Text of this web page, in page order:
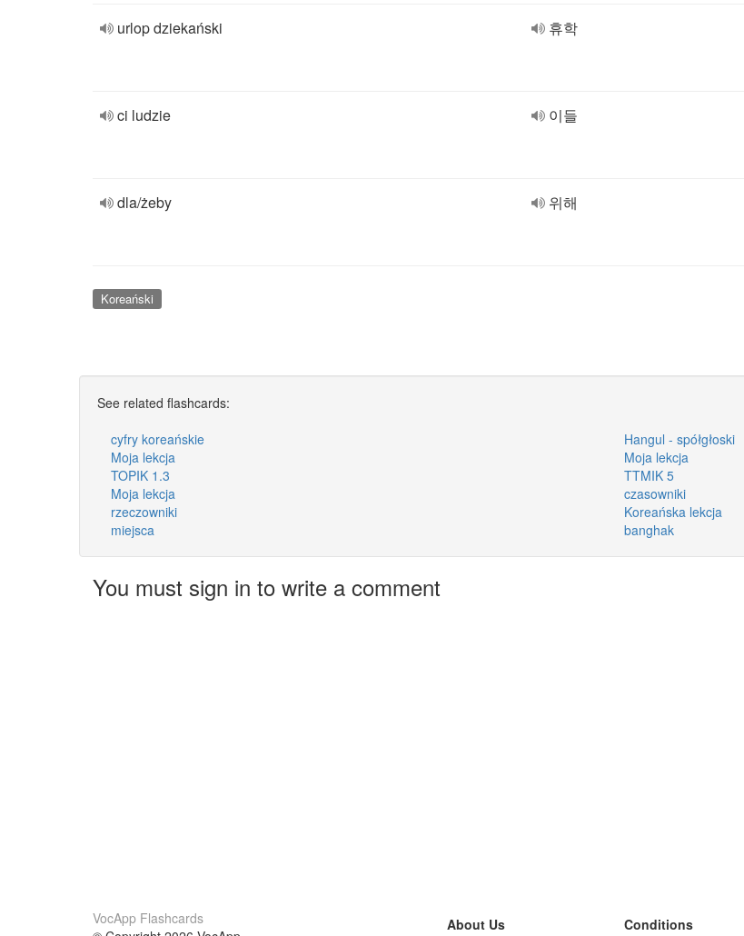
urlop dziekański 휴학
ci ludzie 이들
dla/żeby 위해
Koreański
See related flashcards:
cyfry koreańskie
Hangul - spółgłoski
Moja lekcja
Moja lekcja
TOPIK 1.3
TTMIK 5
Moja lekcja
czasowniki
rzeczowniki
Koreańska lekcja
miejsca
banghak
You must sign in to write a comment
VocApp Flashcards
About Us Conditions